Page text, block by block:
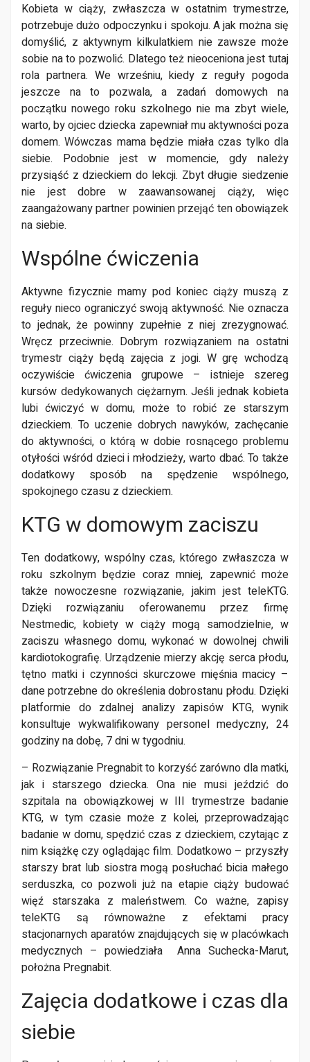
Kobieta w ciąży, zwłaszcza w ostatnim trymestrze,
potrzebuje dużo odpoczynku i spokoju. A jak można się
domyślić, z aktywnym kilkulatkiem nie zawsze może
sobie na to pozwolić. Dlatego też nieoceniona jest tutaj
rola partnera. We wrześniu, kiedy z reguły pogoda
jeszcze na to pozwala, a zadań domowych na
początku nowego roku szkolnego nie ma zbyt wiele,
warto, by ojciec dziecka zapewniał mu aktywności poza
domem. Wówczas mama będzie miała czas tylko dla
siebie. Podobnie jest w momencie, gdy należy
przysiąść z dzieckiem do lekcji. Zbyt długie siedzenie
nie jest dobre w zaawansowanej ciąży, więc
zaangażowany partner powinien przejąć ten obowiązek
na siebie.
Wspólne ćwiczenia
Aktywne fizycznie mamy pod koniec ciąży muszą z
reguły nieco ograniczyć swoją aktywność. Nie oznacza
to jednak, że powinny zupełnie z niej zrezygnować.
Wręcz przeciwnie. Dobrym rozwiązaniem na ostatni
trymestr ciąży będą zajęcia z jogi. W grę wchodzą
oczywiście ćwiczenia grupowe – istnieje szereg
kursów dedykowanych ciężarnym. Jeśli jednak kobieta
lubi ćwiczyć w domu, może to robić ze starszym
dzieckiem. To uczenie dobrych nawyków, zachęcanie
do aktywności, o którą w dobie rosnącego problemu
otyłości wśród dzieci i młodzieży, warto dbać. To także
dodatkowy sposób na spędzenie wspólnego,
spokojnego czasu z dzieckiem.
KTG w domowym zaciszu
Ten dodatkowy, wspólny czas, którego zwłaszcza w
roku szkolnym będzie coraz mniej, zapewnić może
także nowoczesne rozwiązanie, jakim jest teleKTG.
Dzięki rozwiązaniu oferowanemu przez firmę
Nestmedic, kobiety w ciąży mogą samodzielnie, w
zaciszu własnego domu, wykonać w dowolnej chwili
kardiotokografię. Urządzenie mierzy akcję serca płodu,
tętno matki i czynności skurczowe mięśnia macicy –
dane potrzebne do określenia dobrostanu płodu. Dzięki
platformie do zdalnej analizy zapisów KTG, wynik
konsultuje wykwalifikowany personel medyczny, 24
godziny na dobę, 7 dni w tygodniu.
– Rozwiązanie Pregnabit to korzyść zarówno dla matki,
jak i starszego dziecka. Ona nie musi jeździć do
szpitala na obowiązkowej w III trymestrze badanie
KTG, w tym czasie może z kolei, przeprowadzając
badanie w domu, spędzić czas z dzieckiem, czytając z
nim książkę czy oglądając film. Dodatkowo – przyszły
starszy brat lub siostra mogą posłuchać bicia małego
serduszka, co pozwoli już na etapie ciąży budować
więź starszaka z maleństwem. Co ważne, zapisy
teleKTG są równoważne z efektami pracy
stacjonarnych aparatów znajdujących się w placówkach
medycznych – powiedziała Anna Suchecka-Marut,
położna Pregnabit.
Zajęcia dodatkowe i czas dla
siebie